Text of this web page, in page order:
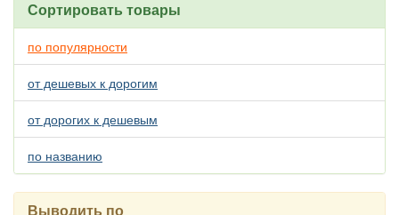
Сортировать товары
по популярности
от дешевых к дорогим
от дорогих к дешевым
по названию
Выводить по